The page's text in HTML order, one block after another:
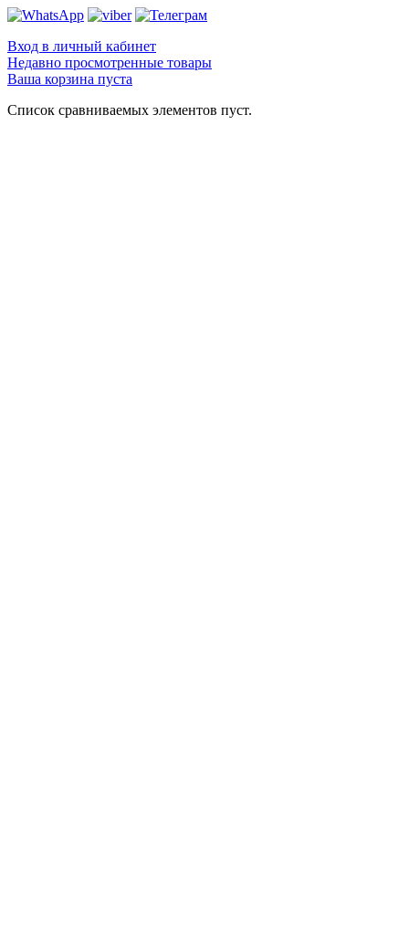
Вход в личный кабинет
Недавно просмотренные товары
Ваша корзина пуста
Список сравниваемых элементов пуст.